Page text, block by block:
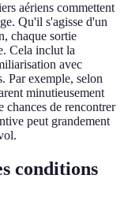
aériens commettent
Qu'il s'agisse d'un
chaque sortie
Cela inclut la
avec
Par exemple, selon
minutieusement
chances de rencontrer
peut grandement
conditions